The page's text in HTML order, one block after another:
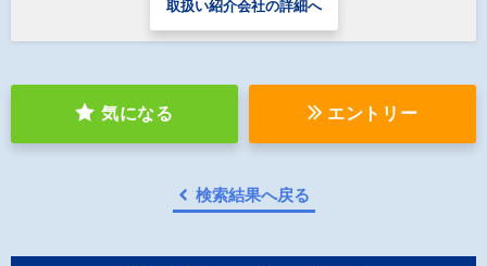
取扱い紹介会社の詳細へ
気になる エントリー
検索結果へ戻る